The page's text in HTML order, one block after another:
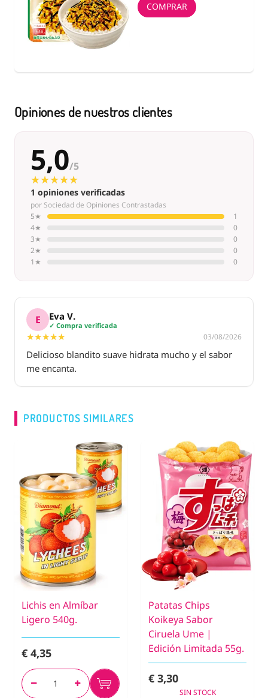
COMPRAR
Opiniones de nuestros clientes
5,0/5
★★★★★
★★★★★
1 opiniones verificadas
por Sociedad de Opiniones Contrastadas
5★
1
4★
0
3★
0
2★
0
1★
0
E Eva V.
✓ Compra verificada
★★★★★
★★★★★ 03/08/2026
Delicioso blandito suave hidrata mucho y el sabor
me encanta.
PRODUCTOS SIMILARES
Lichis en Almíbar
Ligero 540g.
€ 4,35
Patatas Chips
Koikeya Sabor
Ciruela Ume |
Edición Limitada 55g.
€ 3,30
SIN STOCK